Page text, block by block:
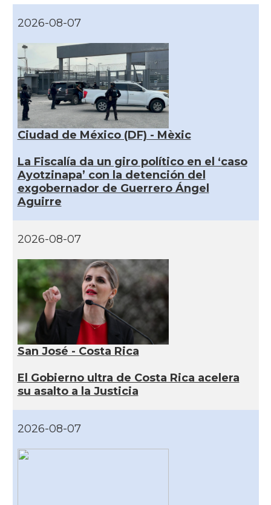
2026-08-07
Ciudad de México (DF) - Mèxic
La Fiscalía da un giro político en el ‘caso
Ayotzinapa’ con la detención del
exgobernador de Guerrero Ángel
Aguirre
2026-08-07
San José - Costa Rica
El Gobierno ultra de Costa Rica acelera
su asalto a la Justicia
2026-08-07